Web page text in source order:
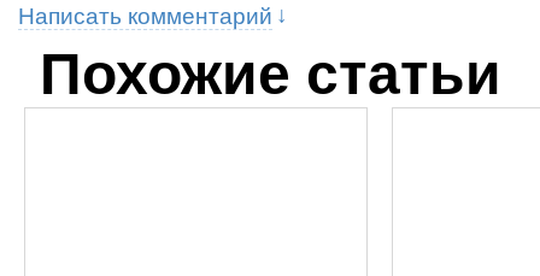
Написать комментарий
Похожие статьи